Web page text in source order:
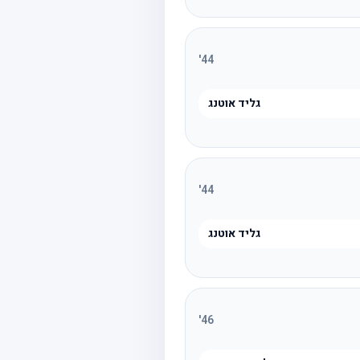
44
'
גליד אוטנג
44
'
גליד אוטנג
46
'